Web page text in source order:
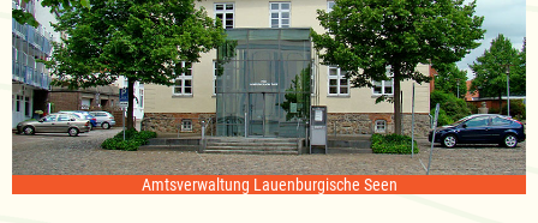
Amtsverwaltung Lauenburgische Seen